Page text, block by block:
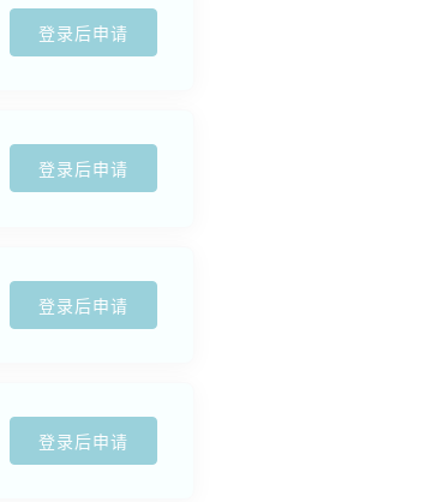
登录后申请
登录后申请
登录后申请
登录后申请